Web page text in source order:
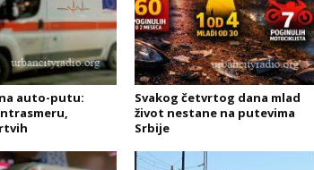
auto-putu:
Svakog četvrtog dana mlad
život nestane na putevima
Srbije